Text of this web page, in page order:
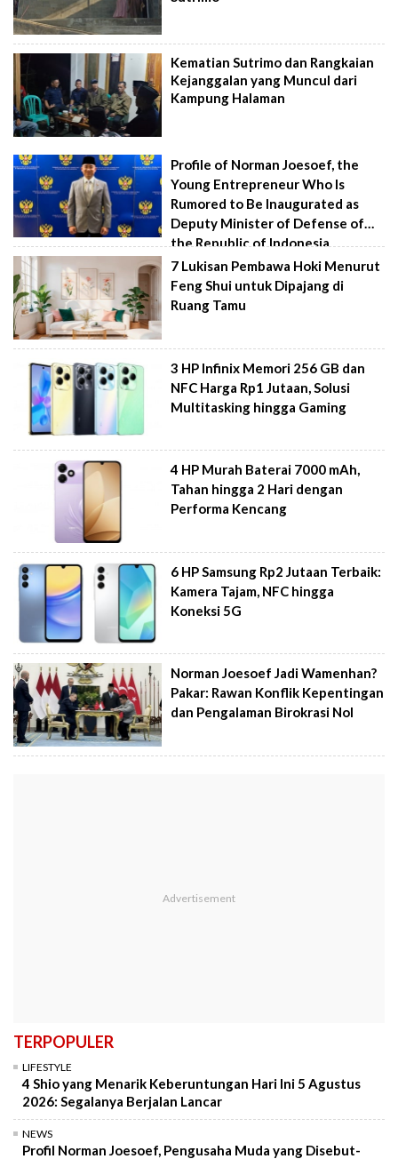
Kematian Sutrimo dan Rangkaian
Kejanggalan yang Muncul dari
Kampung Halaman
Profile of Norman Joesoef, the
Young Entrepreneur Who Is
Rumored to Be Inaugurated as
Deputy Minister of Defense of
the Republic of Indonesia
7 Lukisan Pembawa Hoki Menurut
Feng Shui untuk Dipajang di
Ruang Tamu
3 HP Infinix Memori 256 GB dan
NFC Harga Rp1 Jutaan, Solusi
Multitasking hingga Gaming
4 HP Murah Baterai 7000 mAh,
Tahan hingga 2 Hari dengan
Performa Kencang
6 HP Samsung Rp2 Jutaan Terbaik:
Kamera Tajam, NFC hingga
Koneksi 5G
Norman Joesoef Jadi Wamenhan?
Pakar: Rawan Konflik Kepentingan
dan Pengalaman Birokrasi Nol
TERPOPULER
LIFESTYLE
4 Shio yang Menarik Keberuntungan Hari Ini 5 Agustus
2026: Segalanya Berjalan Lancar
NEWS
Profil Norman Joesoef, Pengusaha Muda yang Disebut-